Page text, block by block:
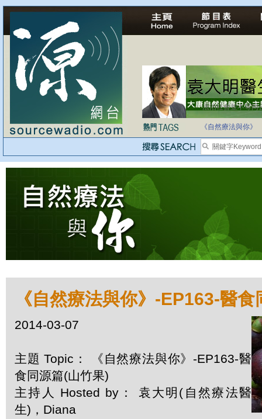
法治社會並不等同
自家教育合法化-
《自然療法與你》
《自然療法與你》-EP163-醫
2014-03-07
主題 Topic： 《自然療法與你》-EP163-醫
食同源篇(山竹果)
主持人 Hosted by： 袁大明(自然療法醫
生)，Diana